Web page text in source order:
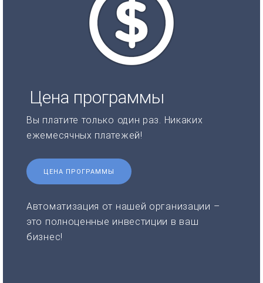
Цена программы
Вы платите только один раз. Никаких
ежемесячных платежей!
ЦЕНА ПРОГРАММЫ
Автоматизация от нашей организации –
это полноценные инвестиции в ваш
бизнес!